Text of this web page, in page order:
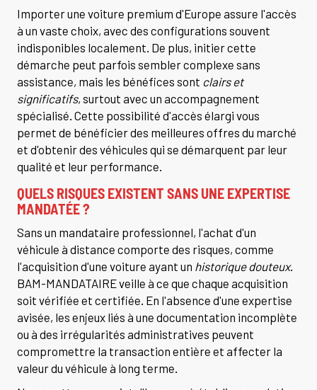
Importer une voiture premium d'Europe assure l'accès
à un vaste choix, avec des configurations souvent
indisponibles localement. De plus, initier cette
démarche peut parfois sembler complexe sans
assistance, mais les bénéfices sont clairs et
significatifs, surtout avec un accompagnement
spécialisé. Cette possibilité d'accès élargi vous
permet de bénéficier des meilleures offres du marché
et d'obtenir des véhicules qui se démarquent par leur
qualité et leur performance.
QUELS RISQUES EXISTENT SANS UNE EXPERTISE
MANDATÉE ?
Sans un mandataire professionnel, l'achat d'un
véhicule à distance comporte des risques, comme
l'acquisition d'une voiture ayant un historique douteux.
BAM-MANDATAIRE veille à ce que chaque acquisition
soit vérifiée et certifiée. En l'absence d'une expertise
avisée, les enjeux liés à une documentation incomplète
ou à des irrégularités administratives peuvent
compromettre la transaction entière et affecter la
valeur du véhicule à long terme.